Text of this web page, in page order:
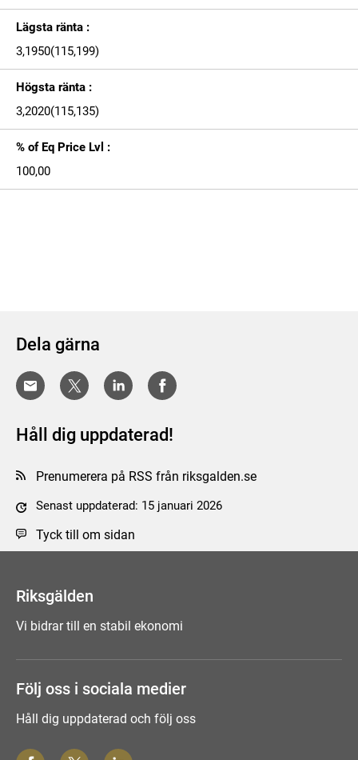
Lägsta ränta :
3,1950(115,199)
Högsta ränta :
3,2020(115,135)
% of Eq Price Lvl :
100,00
Dela gärna
Håll dig uppdaterad!
Prenumerera på RSS från riksgalden.se
Senast uppdaterad: 15 januari 2026
Tyck till om sidan
Riksgälden
Vi bidrar till en stabil ekonomi
Följ oss i sociala medier
Håll dig uppdaterad och följ oss